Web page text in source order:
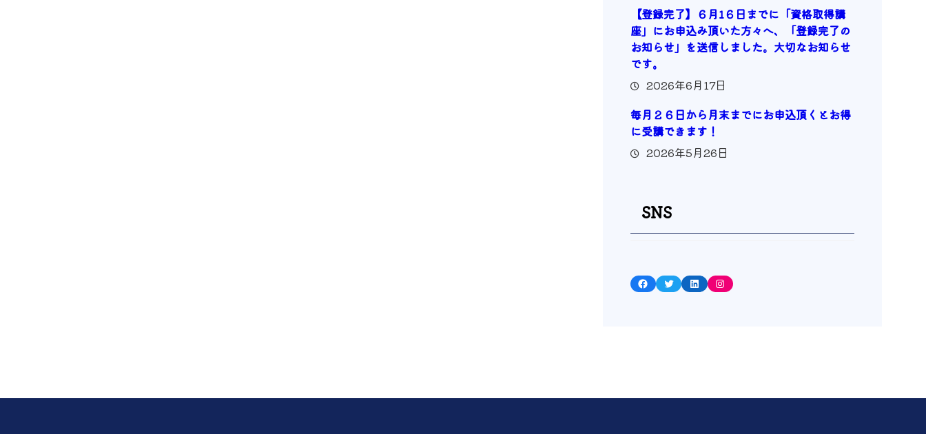
【登録完了】６月1６日までに「資格取得講
座」にお申込み頂いた方々へ、「登録完了の
お知らせ」を送信しました。大切なお知らせ
です。
2026年6月17日
毎月２６日から月末までにお申込頂くとお得
に受講できます！
2026年5月26日
SNS
Facebook Twitter LinkedIn Instagram